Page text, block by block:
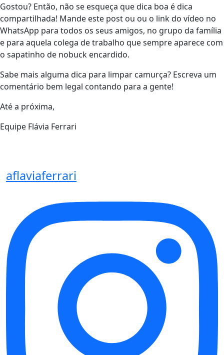
Gostou? Então, não se esqueça que dica boa é dica
compartilhada! Mande este post ou ou o link do vídeo no
WhatsApp para todos os seus amigos, no grupo da família
e para aquela colega de trabalho que sempre aparece com
o sapatinho de nobuck encardido.
Sabe mais alguma dica para limpar camurça? Escreva um
comentário bem legal contando para a gente!
Até a próxima,
Equipe Flávia Ferrari
aflaviaferrari